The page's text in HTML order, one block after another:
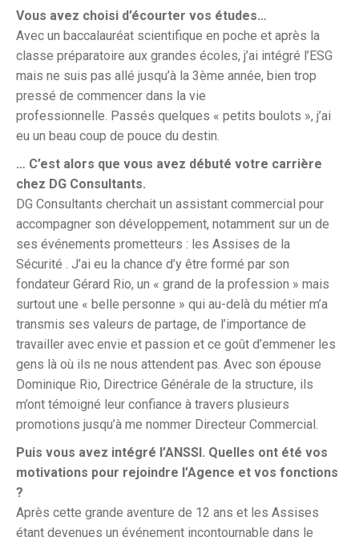
Vous avez choisi d’écourter vos études…
Avec un baccalauréat scientifique en poche et après la
classe préparatoire aux grandes écoles, j’ai intégré l’ESG
mais ne suis pas allé jusqu’à la 3ème année, bien trop
pressé de commencer dans la vie
professionnelle. Passés quelques « petits boulots », j’ai
eu un beau coup de pouce du destin.
… C’est alors que vous avez débuté votre carrière
chez DG Consultants.
DG Consultants cherchait un assistant commercial pour
accompagner son développement, notamment sur un de
ses événements prometteurs : les Assises de la
Sécurité . J’ai eu la chance d’y être formé par son
fondateur Gérard Rio, un « grand de la profession » mais
surtout une « belle personne » qui au-delà du métier m’a
transmis ses valeurs de partage, de l’importance de
travailler avec envie et passion et ce goût d’emmener les
gens là où ils ne nous attendent pas. Avec son épouse
Dominique Rio, Directrice Générale de la structure, ils
m’ont témoigné leur confiance à travers plusieurs
promotions jusqu’à me nommer Directeur Commercial.
Puis vous avez intégré l’ANSSI. Quelles ont été vos
motivations pour rejoindre l’Agence et vos fonctions
?
Après cette grande aventure de 12 ans et les Assises
étant devenues un événement incontournable dans le